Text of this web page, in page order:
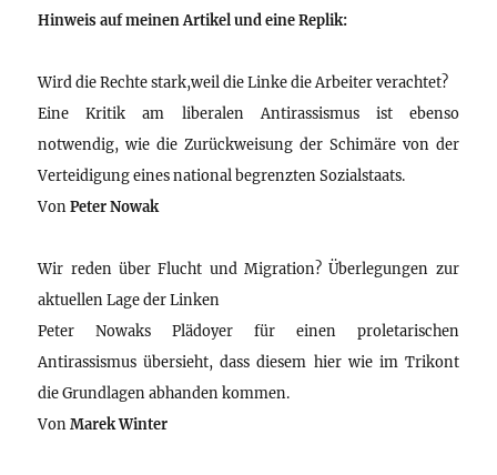
Hinweis auf meinen Artikel und eine Replik:
Wird die Rechte stark,weil die Linke die Arbeiter verachtet?
Eine Kritik am liberalen Antirassismus ist ebenso
notwendig, wie die Zurückweisung der Schimäre von der
Verteidigung eines national begrenzten Sozialstaats.
VonPeter Nowak
Wir reden über Flucht und Migration? Überlegungen zur
aktuellen Lage der Linken
Peter Nowaks Plädoyer für einen proletarischen
Antirassismus übersieht, dass diesem hier wie im Trikont
die Grundlagen abhanden kommen.
VonMarek Winter